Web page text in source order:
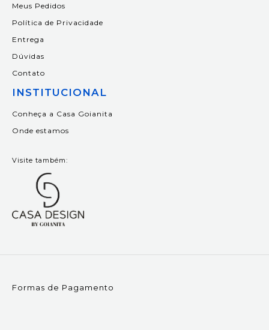
Meus Pedidos
Política de Privacidade
Entrega
Dúvidas
Contato
INSTITUCIONAL
Conheça a Casa Goianita
Onde estamos
Visite também:
Formas de Pagamento